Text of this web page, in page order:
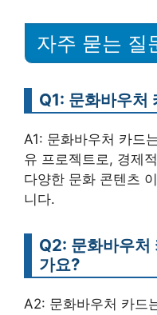
자주 묻는 질
Q1: 문화바우처
A1: 문화바우처 카드
유 프로젝트로, 경제
다양한 문화 콘텐츠
니다.
Q2: 문화바우처
가요?
A2: 문화바우처 카드